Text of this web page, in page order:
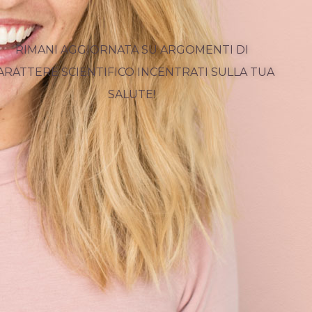
RIMANI AGGIORNATA SU ARGOMENTI DI
SCIENTIFICO INCENTRATI SULLA TUA
SALUTE!